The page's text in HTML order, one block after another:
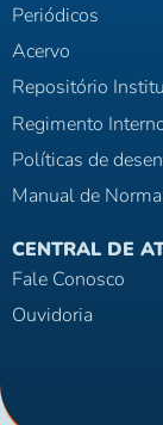
Periódicos
Acervo
Repositório
Regimento
Políticas de
Manual de
CENTRAL DE
Fale Conosco
Ouvidoria